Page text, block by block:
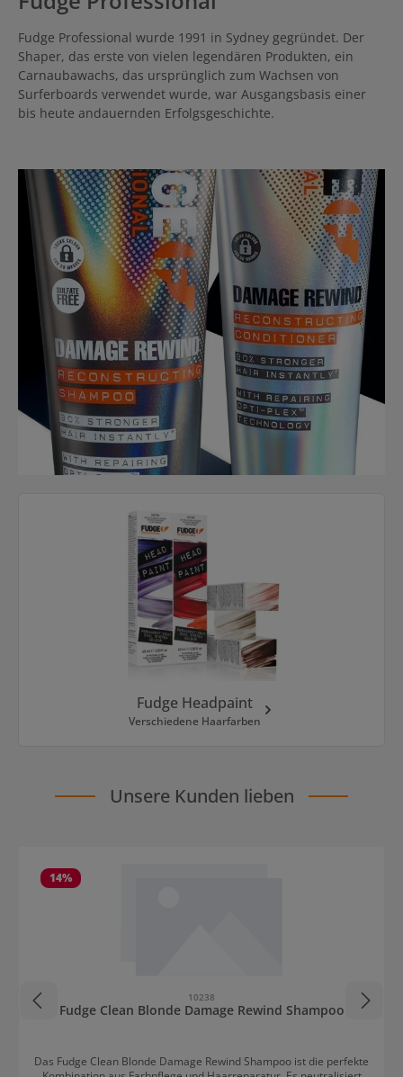
Fudge Professional wurde 1991 in Sydney gegründet. Der
Shaper, das erste von vielen legendären Produkten, ein
Carnaubawachs, das ursprünglich zum Wachsen von
Surferboards verwendet wurde, war Ausgangsbasis einer
bis heute andauernden Erfolgsgeschichte.
Fudge Headpaint
Verschiedene Haarfarben
Unsere Kunden lieben
14%
10238
Fudge Clean Blonde Damage Rewind Shampoo
Das Fudge Clean Blonde Damage Rewind Shampoo ist die perfekte